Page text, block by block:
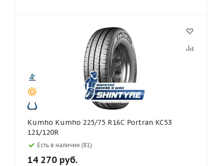
Kumho Kumho 225/75 R16C Portran KC53
121/120R
Есть в наличии (81)
14 270 руб.